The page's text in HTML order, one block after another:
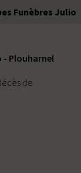
Funèbres Julio
- Plouharnel
de